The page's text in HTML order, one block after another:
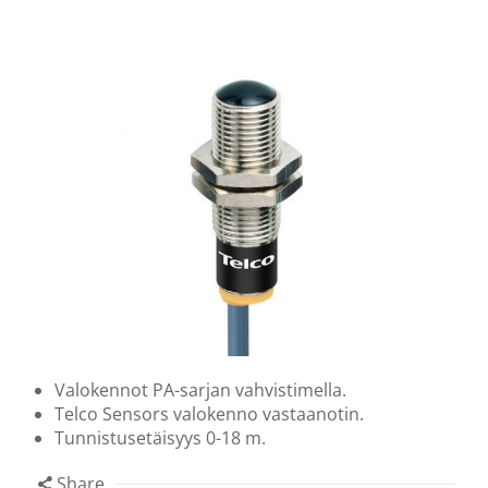
Valokennot PA-sarjan vahvistimella.
Telco Sensors valokenno vastaanotin.
Tunnistusetäisyys 0-18 m.